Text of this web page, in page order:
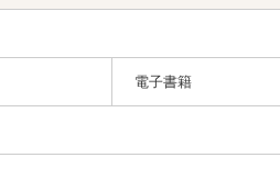
電子書籍